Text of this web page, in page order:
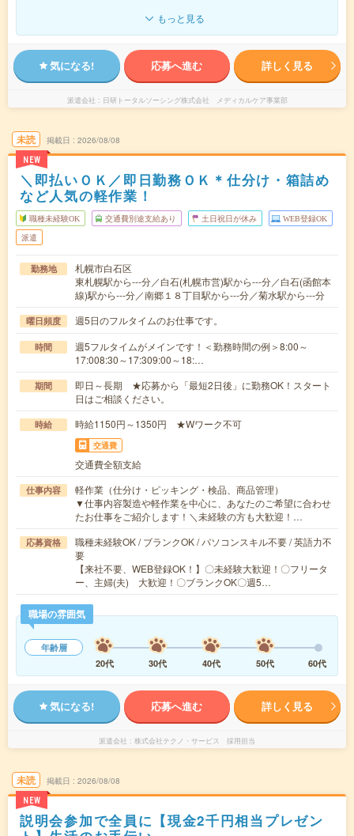
もっと見る
気になる! 応募へ進む 詳しく見る
派遣会社 日研トータルソーシング株式会社 メディカルケア事業部
未読
NEW
掲載日 2026/08/08
＼即払いＯＫ／即日勤務ＯＫ＊仕分け・箱詰め
など人気の軽作業！
職種未経験OK 交通費別途支給あり 土日祝日が休み WEB登録OK
派遣
勤務地
札幌市白石区
東札幌駅から---分／白石(札幌市営)駅から---分／白石(函館本
線)駅から---分／南郷１８丁目駅から---分／菊水駅から---分
曜日頻度 週5日のフルタイムのお仕事です。
時間
週5フルタイムがメインです！＜勤務時間の例＞8:00～
17:008:30～17:309:00～18:…
期間
即日～長期 ★応募から「最短2日後」に勤務OK！スタート
日はご相談ください。
時給 時給1150円～1350円 ★Wワーク不可
交通費
交通費全額支給
仕事内容
軽作業（仕分け・ピッキング・検品、商品管理）
▼仕事内容製造や軽作業を中心に、あなたのご希望に合わせ
たお仕事をご紹介します！＼未経験の方も大歓迎！…
応募資格
職種未経験OK / ブランクOK / パソコンスキル不要 / 英語力不
要
【来社不要、WEB登録OK！】〇未経験大歓迎！〇フリータ
ー、主婦(夫) 大歓迎！〇ブランクOK〇週5…
職場の雰囲気
年齢層
20代
30代 40代 50代 60代
気になる! 応募へ進む 詳しく見る
派遣会社 株式会社テクノ・サービス 採用担当
未読
NEW
掲載日 2026/08/08
説明会参加で全員に【現金2千円相当プレゼン